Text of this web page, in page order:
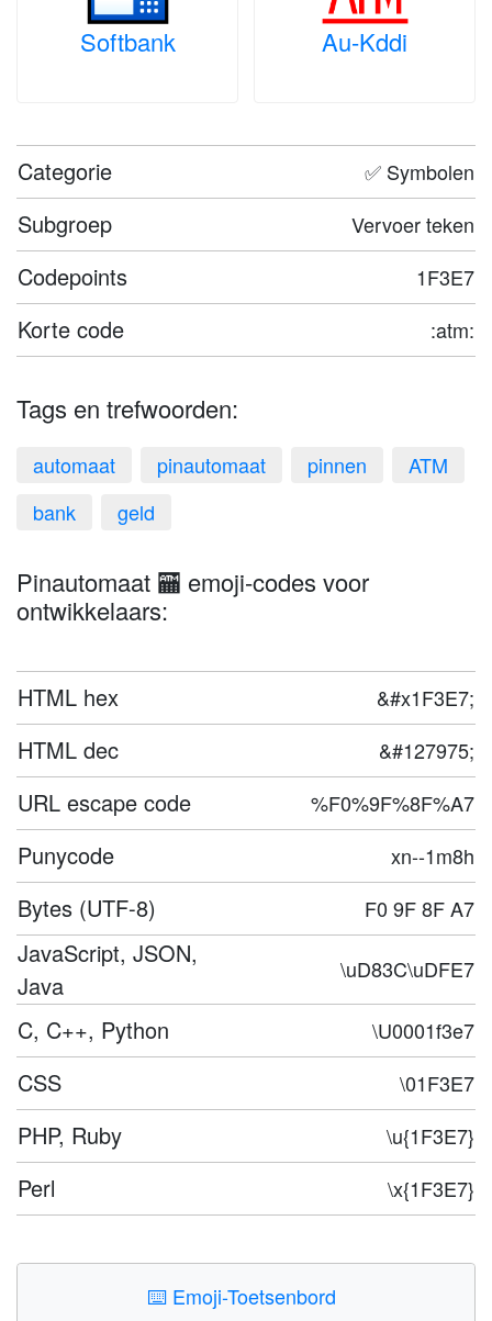
Softbank Au-Kddi
Categorie ✅ Symbolen
Subgroep Vervoer teken
Codepoints 1F3E7
Korte code :atm:
Tags en trefwoorden:
automaat pinautomaat pinnen
ATM
bank
geld
Pinautomaat 🏧 emoji-codes voor
ontwikkelaars:
HTML hex &#x1F3E7;
HTML dec &#127975;
URL escape code %F0%9F%8F%A7
Punycode xn--1m8h
Bytes (UTF-8) F0 9F 8F A7
JavaScript, JSON,
Java
\uD83C\uDFE7
C, C++, Python \U0001f3e7
CSS \01F3E7
PHP, Ruby \u{1F3E7}
Perl \x{1F3E7}
⌨️ Emoji-Toetsenbord